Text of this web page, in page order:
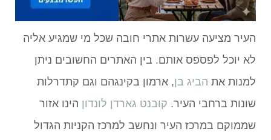
העיר מציעה עשרות אתרי חובה שכל מי שמגיע אליה
לא יוכל לפספס אותם. בין האתרים החשובים ניתן
למנות את הביג בן, ארמון בקינגהם וגם קתדרלות
שונות ברחבי העיר. קובנט גארדן לונדון הינו אזור
שממוקם במרכז העיר ונחשב למרכז הקניות הגדול